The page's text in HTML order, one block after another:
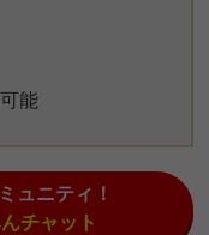
能
ュニティ！
チャット